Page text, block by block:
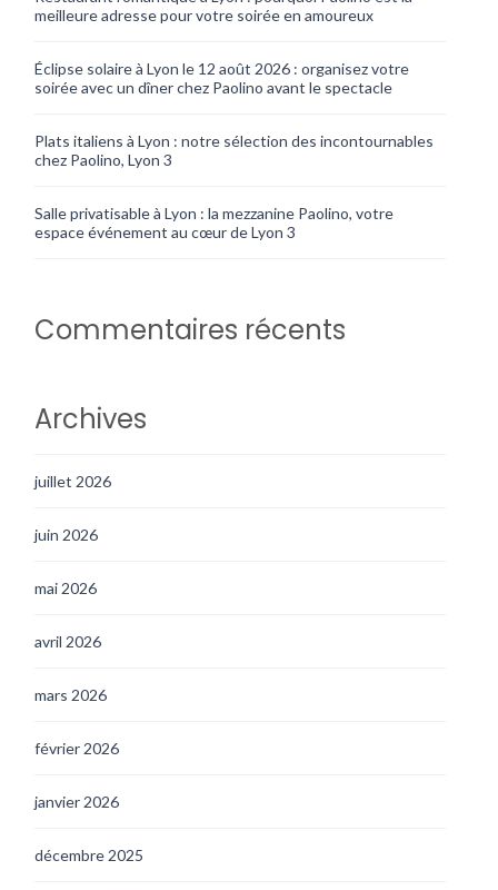
meilleure adresse pour votre soirée en amoureux
Éclipse solaire à Lyon le 12 août 2026 : organisez votre
soirée avec un dîner chez Paolino avant le spectacle
Plats italiens à Lyon : notre sélection des incontournables
chez Paolino, Lyon 3
Salle privatisable à Lyon : la mezzanine Paolino, votre
espace événement au cœur de Lyon 3
Commentaires récents
Archives
juillet 2026
juin 2026
mai 2026
avril 2026
mars 2026
février 2026
janvier 2026
décembre 2025